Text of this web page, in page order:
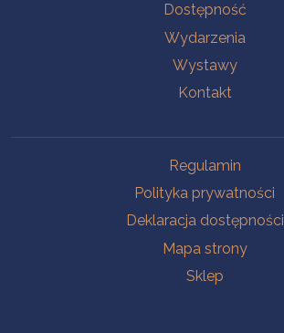
Dostępność
Wydarzenia
Wystawy
Kontakt
Regulamin
Polityka prywatności
Deklaracja dostępności
Mapa strony
Sklep